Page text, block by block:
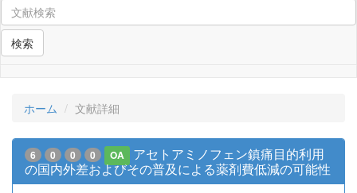
検索
ホーム 文献詳細
6 0 0 0 OA
アセトアミノフェン鎮痛目的利用
の国内外差およびその普及による薬剤費低減の可能性